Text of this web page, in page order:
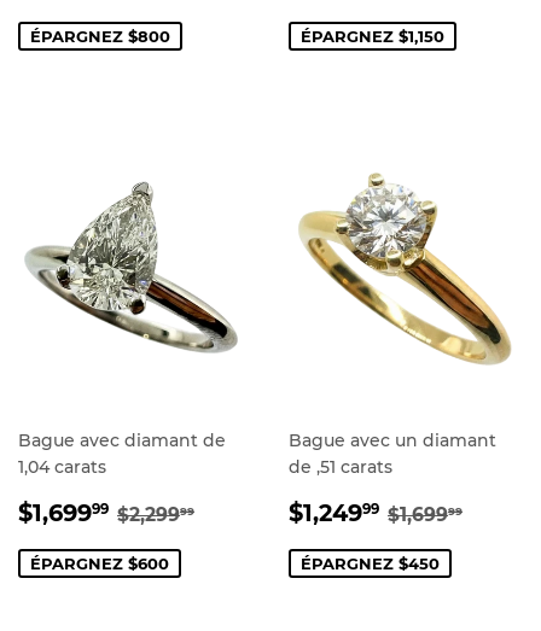
ÉPARGNEZ $800 ÉPARGNEZ $1,150
Bague avec diamant de
1,04 carats
PRIX
$1,69999 $1,699.99
PRIX RÉGULIER
$2,29999 $2,299.99
ÉPARGNEZ $600
Bague avec un diamant
de ,51 carats
PRIX
$1,24999 $1,249.99
PRIX
$1,69999
ÉPARGNEZ $450